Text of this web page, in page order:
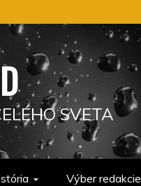
SVETA
Výber redakcie